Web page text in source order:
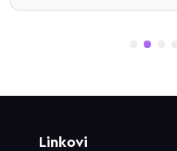
5
Linkovi